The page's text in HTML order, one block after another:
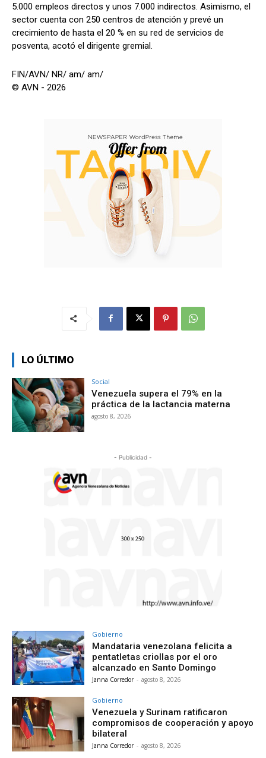
5.000 empleos directos y unos 7.000 indirectos. Asimismo, el
sector cuenta con 250 centros de atención y prevé un
crecimiento de hasta el 20 % en su red de servicios de
posventa, acotó el dirigente gremial.
FIN/AVN/ NR/ am/ am/
© AVN - 2026
LO ÚLTIMO
Social
Venezuela supera el 79% en la
práctica de la lactancia materna
agosto 8, 2026
- Publicidad -
Gobierno
Mandataria venezolana felicita a
pentatletas criollas por el oro
alcanzado en Santo Domingo
Janna Corredor - agosto 8, 2026
Gobierno
Venezuela y Surinam ratificaron
compromisos de cooperación y apoyo
bilateral
Janna Corredor - agosto 8, 2026